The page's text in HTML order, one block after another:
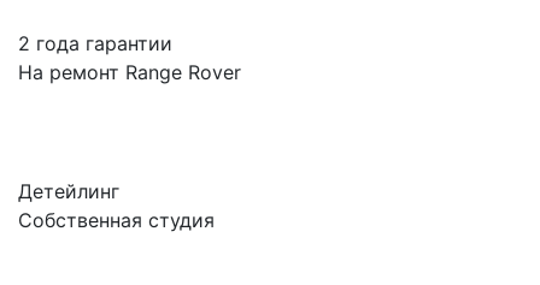
2 года гарантии
На ремонт Range Rover
Детейлинг
Собственная студия